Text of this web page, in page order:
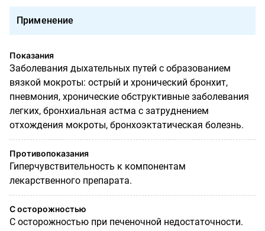
Применение
Показания
Заболевания дыхательных путей с образованием
вязкой мокроты: острый и хронический бронхит,
пневмония, хронические обструктивные заболевания
легких, бронхиальная астма с затруднением
отхождения мокроты, бронхоэктатическая болезнь.
Противопоказания
Гиперчувствительность к компонентам
лекарственного препарата.
С осторожностью
С осторожностью при печеночной недостаточности.